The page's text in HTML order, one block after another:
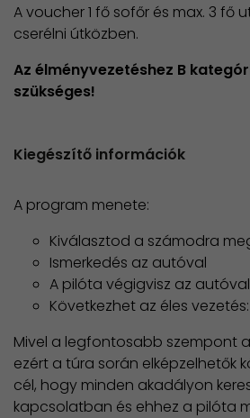
A voucher 1 fő sofőr és max. 3
cserélni útközben.
Az élményvezetéshez B
szükséges!
Kiegészítő információk
A program menete:
Kiválasztod a számodra
Ismerkedés az autóval
A pilóta végigvisz az
Következhet az éles
Mivel a legfontosabb szempont
ezért a túra során elképzelhetők
cél, hogy minden akadályon
kapcsolatban és ehhez a pilóta